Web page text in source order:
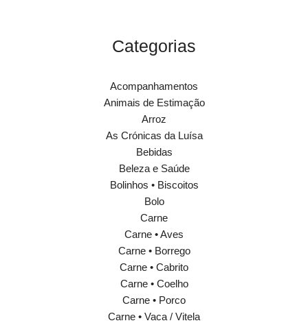
Categorias
Acompanhamentos
Animais de Estimação
Arroz
As Crónicas da Luísa
Bebidas
Beleza e Saúde
Bolinhos • Biscoitos
Bolo
Carne
Carne • Aves
Carne • Borrego
Carne • Cabrito
Carne • Coelho
Carne • Porco
Carne • Vaca / Vitela